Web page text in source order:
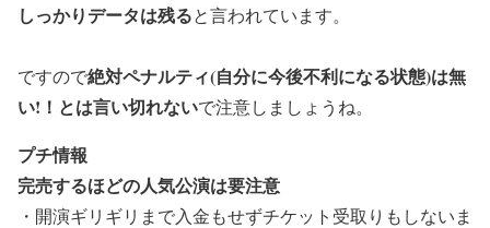
しっかりデータは残ると言われています。
ですので絶対ペナルティ(自分に今後不利になる状態)は無
い!！とは言い切れないで注意しましょうね。
プチ情報
完売するほどの人気公演は要注意
・開演ギリギリまで入金もせずチケット受取りもしないま